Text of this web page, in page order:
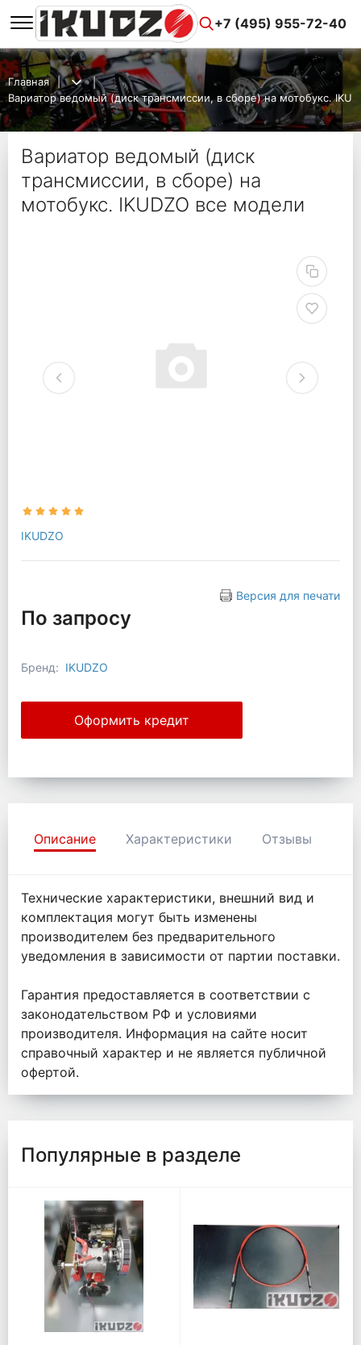
+7 (495) 955-72-40
Главная
Вариатор ведомый (диск трансмиссии, в сборе) на мотобукс.
Вариатор ведомый (диск
трансмиссии, в сборе) на
мотобукс. IKUDZO все модели
IKUDZO
Версия для печати
По запросу
Бренд: IKUDZO
Оформить кредит
Описание Характеристики Отзывы
Технические характеристики, внешний вид и
комплектация могут быть изменены
производителем без предварительного
уведомления в зависимости от партии поставки.
Гарантия предоставляется в соответствии с
законодательством РФ и условиями
производителя. Информация на сайте носит
справочный характер и не является публичной
офертой.
Популярные в разделе